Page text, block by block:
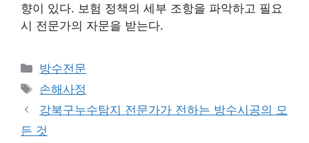
향이 있다. 보험 정책의 세부 조항을 파악하고 필요
시 전문가의 자문을 받는다.
카
테
리
방수전문
태
그
손해사정
강북구누수탐지 전문가가 전하는 방수시공의 모
든 것